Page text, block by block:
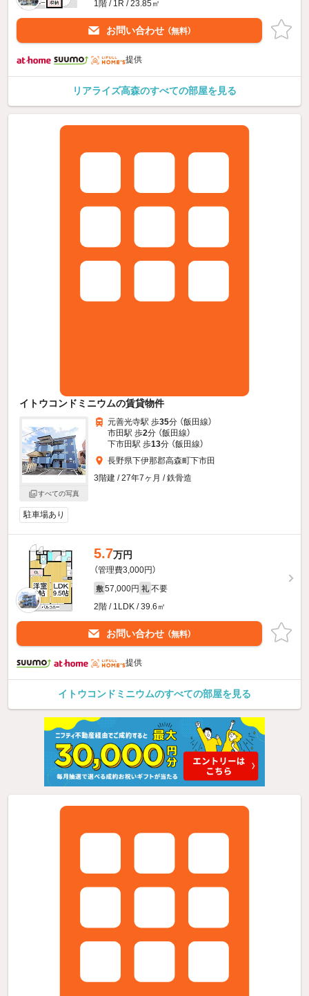
1階 / 1R / 23.85㎡
お問い合わせ （無料）
提供
リアライズ高森のすべての部屋を見る
イトウコンドミニウムの賃貸物件
すべての写真
元善光寺駅 歩35分 （飯田線）
市田駅 歩2分 （飯田線）
下市田駅 歩13分 （飯田線）
長野県下伊那郡高森町下市田
3階建 / 27年7ヶ月 / 鉄骨造
駐車場あり
5.7万円
（管理費3,000円）
敷 57,000円 礼 不要
2階 / 1LDK / 39.6㎡
お問い合わせ （無料）
提供
イトウコンドミニウムのすべての部屋を見る